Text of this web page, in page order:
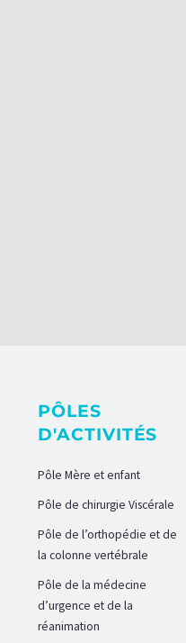
PÔLES
D'ACTIVITÉS
Pôle Mère et enfant
Pôle de chirurgie Viscérale
Pôle de l’orthopédie et de
la colonne vertébrale
Pôle de la médecine
d’urgence et de la
réanimation